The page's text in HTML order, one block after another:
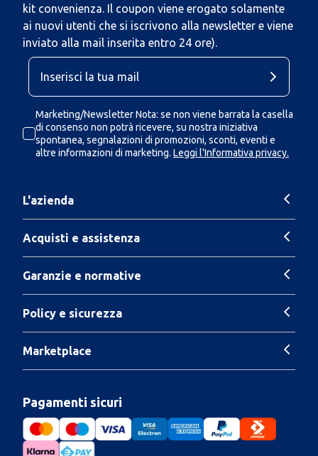
kit convenienza. Il coupon viene erogato solamente
ai nuovi utenti che si iscrivono alla newsletter e viene
inviato alla mail inserita entro 24 ore).
Marketing/Newsletter Nota: se non viene barrata la casella
di consenso non potrà ricevere, su nostra iniziativa
spontanea, segnalazioni di promozioni, sconti, eventi e
altre informazioni di marketing. Leggi l'Informativa privacy.
L'azienda
Acquisti e assistenza
Garanzie e normative
Policy e sicurezza
Marketplace
Pagamenti sicuri